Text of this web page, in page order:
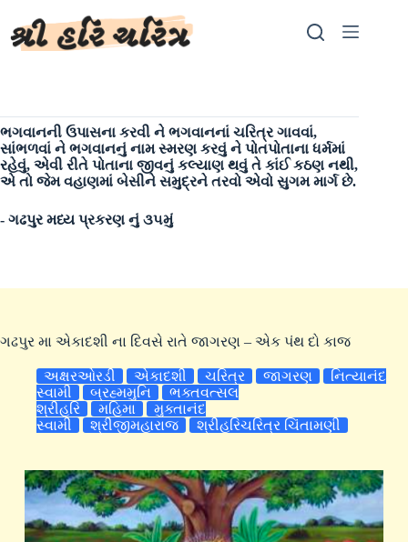
content
ભગવાનની ઉપાસના કરવી ને ભગવાનનાં ચરિત્ર ગાવવાં,
સાંભળવાં ને ભગવાનનું નામ સ્મરણ કરવું ને પોતપોતાના ધર્મમાં
રહેવું, એવી રીતે પોતાના જીવનું કલ્યાણ થવું તે કાંઈ કઠણ નથી,
એ તો જેમ વહાણમાં બેસીને સમુદ્રને તરવો એવો સુગમ માર્ગ છે.
- ગઢપુર મધ્ય પ્રકરણ નું ૩૫મું
ગઢપુર મા એકાદશી ના દિવસે રાતે જાગરણ – એક પંથ દો કાજ
અક્ષરઓરડી એકાદશી ચરિત્ર જાગરણ
નિત્યાનંદ
સ્વામી
બ્રહ્મમુનિ
ભક્તવત્સલ
શ્રીહરિ
મહિમા
મુક્તાનંદ
સ્વામી
શ્રીજીમહારાજ શ્રીહરિચરિત્ર ચિંતામણી